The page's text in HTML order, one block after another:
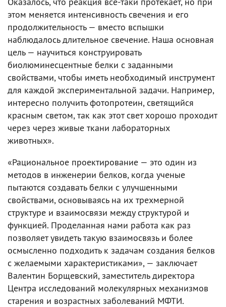
этом меняется интенсивность свечения и его
продолжительность — вместо вспышки
наблюдалось длительное свечение. Наша основная
цель — научиться конструировать
биолюминесцентные белки с заданными
свойствами, чтобы иметь необходимый инструмент
для каждой экспериментальной задачи. Например,
интересно получить фотопротеин, светящийся
красным светом, так как этот свет хорошо проходит
через через живые ткани лабораторных
животных».
«Рациональное проектирование — это один из
методов в инженерии белков, когда ученые
пытаются создавать белки с улучшенными
свойствами, основываясь на их трехмерной
структуре и взаимосвязи между структурой и
функцией. Проделанная нами работа как раз
позволяет увидеть такую взаимосвязь и более
осмысленно подходить к задачам создания белков
с желаемыми характеристиками», — заключает
Валентин Борщевский, заместитель директора
Центра исследований молекулярных механизмов
старения и возрастных заболеваний МФТИ.